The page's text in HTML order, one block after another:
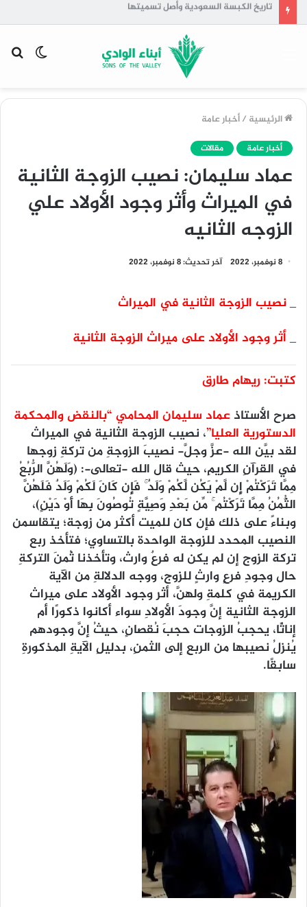
تاريخ الكبسة السعودية وأصل تسميتها
الوضع
الرئيسية /أخبار عامة
أخبار عامة مقالات
عماد سليمان: نصيب الزوجة الثانية
في الميراث وأثر وجود الأولاد علي
الزوجه الثانيه
8 نوفمبر، 2022 آخر تحديث: 8 نوفمبر، 2022
_نصيب الزوجة الثانية في الميراث
_أثر وجود الأولاد على ميراث الزوجة الثانية
كتبت: ريهام طارق
صرح الأستاذ عماد سليمان المحامي “بالنقض والمحكمة
الدستورية العليا”، نصيب الزوجة الثانية في الميراث
لقد بيَّن الله -عزَّ وجلَّ- نصيبَ الزوجةِ من تركةِ زوجها
في القرآنِ الكريمِ، حيث قال الله -تعالى-: (وَلَهُنَّ الرُّبُعُ
مِمَّا تَرَكْتُمْ إِن لَّمْ يَكُن لَّكُمْ وَلَدٌ ۚ فَإِن كَانَ لَكُمْ وَلَدٌ فَلَهُنَّ
الثُّمُنُ مِمَّا تَرَكْتُم ۚ مِّن بَعْدِ وَصِيَّةٍ تُوصُونَ بِهَا أَوْ دَيْنٍ)،
وبناءً على ذلك فإن كان للميت أكثر من زوجة؛ يتقاسمن
النصيب المحدد للزوجة الواحدة بالتساوي؛ فتأخذ ربع
تركة الزوج إن لم يكن له فرعٌ وارث، وتأخذنا ثُمنَ التركةِ
حال وجودِ فرعٍ وارثٍ للزوج، ووجه الدلالةِ من الآية
الكريمة في كلمةِ ولهنَّ، أثر وجود الأولاد على ميراث
الزوجة الثانية إنَّ وجودَ الأولادِ سواء أكانوا ذكورًا أم
إناثًا، يحجبُ الزوجات حجبَ نُقصانٍ، حيثُ إنَّ وجودهم
يُنزلُ نصيبها من الربعِ إلى الثمنِ، بدليلِ الآيةِ المذكورةِ
سابقًا.